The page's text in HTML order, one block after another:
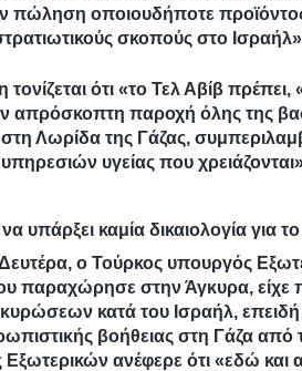
πώληση οποιουδήποτε
σκοπούς στο
τονίζεται ότι «το Τελ Αβίβ
απρόσκοπτη παροχή όλης της
στη Λωρίδα της Γάζας,
υγείας που
υπάρξει καμία δικαιολογία για
Δευτέρα, ο Τούρκος υπουργός
παραχώρησε στην Άγκυρα, είχε
κυρώσεων κατά του Ισραήλ,
βοήθειας στη Γάζα
ανέφερε ότι «εδώ και